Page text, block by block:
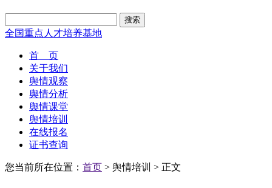
搜索
全国重点人才培养基地
首 页
关于我们
舆情观察
舆情分析
舆情课堂
舆情培训
在线报名
证书查询
您当前所在位置： 首页 > 舆情培训 > 正文